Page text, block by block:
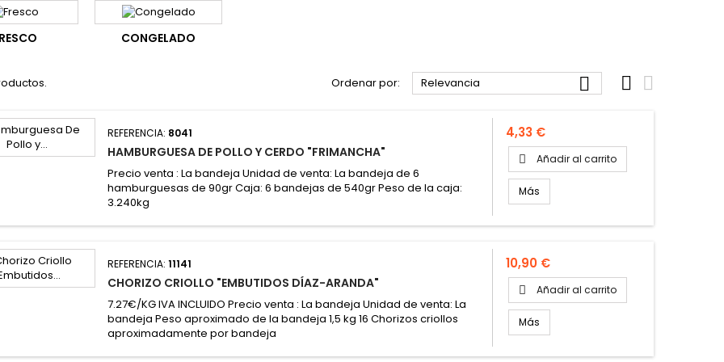
CONGELADO
Ordenar por: Relevancia   
REFERENCIA: 8041
HAMBURGUESA DE POLLO Y CERDO "FRIMANCHA"
Precio venta : La bandeja Unidad de venta: La bandeja de 6
hamburguesas de 90gr Caja: 6 bandejas de 540gr Peso de la caja:
3.240kg
Precio
4,33 €
 Añadir al carrito
Más
REFERENCIA:11141
CHORIZO CRIOLLO "EMBUTIDOS DÍAZ-ARANDA"
7.27€/KG IVA INCLUIDO Precio venta : La bandeja Unidad de venta: La
bandeja Peso aproximado de la bandeja 1,5 kg 16 Chorizos criollos
aproximadamente por bandeja
Precio
10,90 €
 Añadir al carrito
Más